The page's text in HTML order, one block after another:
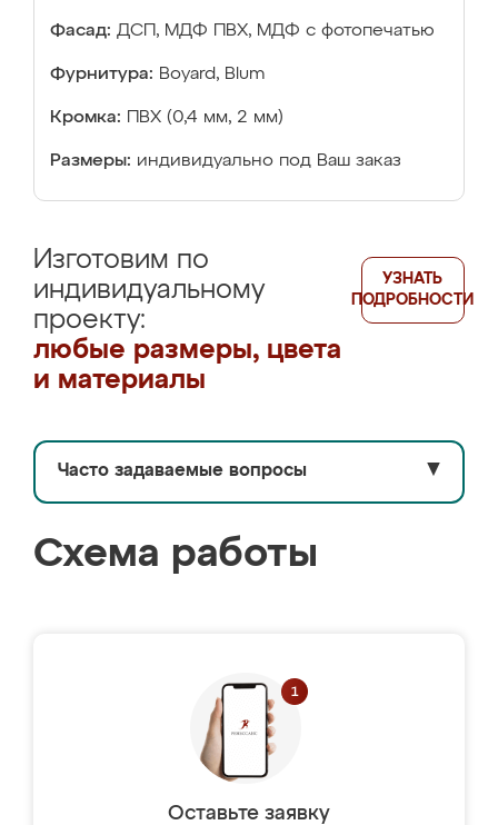
Фасад: ДСП, МДФ ПВХ, МДФ с фотопечатью
Фурнитура: Boyard, Blum
Кромка: ПВХ (0,4 мм, 2 мм)
Размеры: индивидуально под Ваш заказ
Изготовим по
индивидуальному
проекту:
любые размеры, цвета
и материалы
УЗНАТЬ
ПОДРОБНОСТИ
Часто задаваемые вопросы ▼
Схема работы
Оставьте заявку